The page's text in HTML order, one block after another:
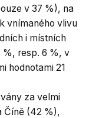
v 37 %), na
vnímaného vlivu
i místních
%, resp. 6 %, v
hodnotami 21
za velmi
Číně (42 %),